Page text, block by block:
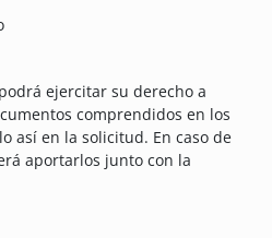
ejercitar su derecho a
comprendidos en los
así en la solicitud. En caso de
aportarlos junto con la